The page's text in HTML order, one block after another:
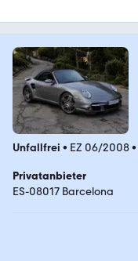
Unfallfrei • EZ 06/2008•
Privatanbieter
ES-08017 Barcelona